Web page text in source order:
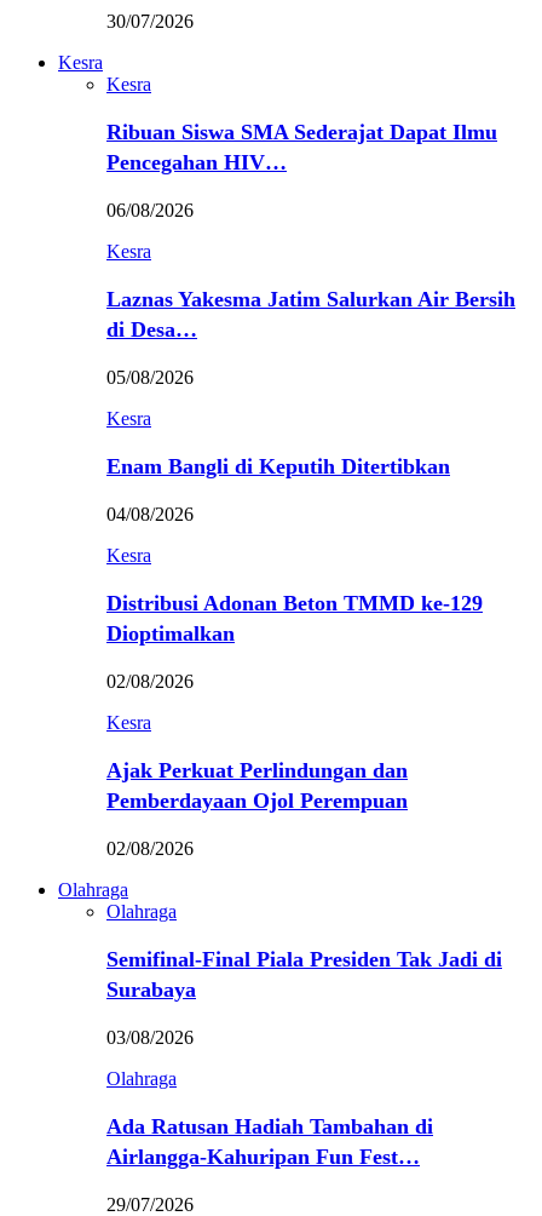
30/07/2026
Kesra
Kesra
Ribuan Siswa SMA Sederajat Dapat Ilmu
Pencegahan HIV…
06/08/2026
Kesra
Laznas Yakesma Jatim Salurkan Air Bersih
di Desa…
05/08/2026
Kesra
Enam Bangli di Keputih Ditertibkan
04/08/2026
Kesra
Distribusi Adonan Beton TMMD ke-129
Dioptimalkan
02/08/2026
Kesra
Ajak Perkuat Perlindungan dan
Pemberdayaan Ojol Perempuan
02/08/2026
Olahraga
Olahraga
Semifinal-Final Piala Presiden Tak Jadi di
Surabaya
03/08/2026
Olahraga
Ada Ratusan Hadiah Tambahan di
Airlangga-Kahuripan Fun Fest…
29/07/2026